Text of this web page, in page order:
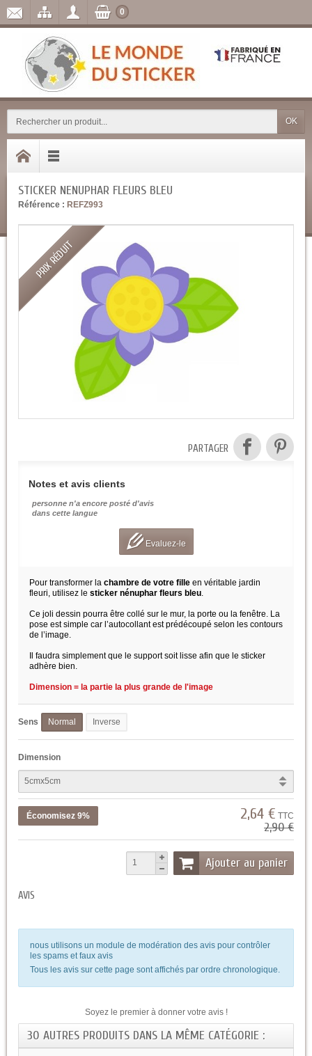
OK
0
STICKER NENUPHAR FLEURS BLEU
Référence : REFZ993
PRIX RÉDUIT
PARTAGER
Notes et avis clients
personne n'a encore posté d'avis
dans cette langue
Evaluez-le
Pour transformer la chambre de votre fille en véritable jardin
fleuri, utilisez le sticker nénuphar fleurs bleu.
Ce joli dessin pourra être collé sur le mur, la porte ou la fenêtre. La
pose est simple car l’autocollant est prédécoupé selon les contours
de l’image.
Il faudra simplement que le support soit lisse afin que le sticker
adhère bien.
Dimension = la partie la plus grande de l'image
Sens Normal Inverse
Dimension
Économisez 9% 2,64 € TTC
2,90 €
Ajouter au panier
AVIS
nous utilisons un module de modération des avis pour contrôler
les spams et faux avis
Tous les avis sur cette page sont affichés par ordre chronologique.
Soyez le premier à donner votre avis !
30 AUTRES PRODUITS DANS LA MÊME CATÉGORIE :